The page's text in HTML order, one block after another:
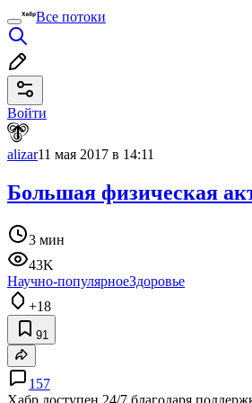
Все потоки
Войти
alizar11 мая 2017 в 14:11
Большая физическая
3 мин
43K
Научно-популярноеЗдоровье
+18
91
157
Хабр доступен 24/7 благодаря